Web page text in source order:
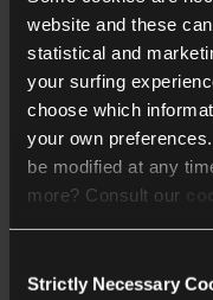
website and these
statistical and
your surfing
choose which
your own
be modified at any
more? Consult our
We work with40 third
Selection
Strictly Necessary